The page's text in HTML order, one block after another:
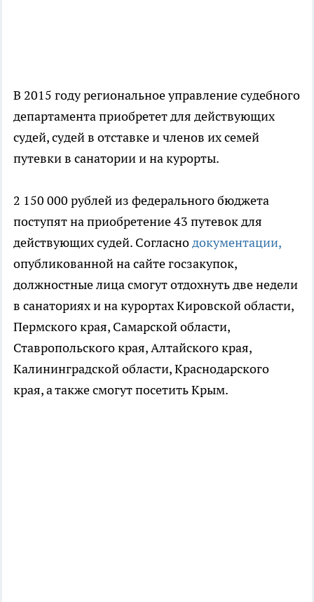
В 2015 году региональное управление судебного
департамента приобретет для действующих
судей, судей в отставке и членов их семей
путевки в санатории и на курорты.
2 150 000 рублей из федерального бюджета
поступят на приобретение 43 путевок для
действующих судей. Согласнодокументации,
опубликованной на сайте госзакупок,
должностные лица смогут отдохнуть две недели
в санаториях и на курортах Кировской области,
Пермского края, Самарской области,
Ставропольского края, Алтайского края,
Калининградской области, Краснодарского
края, а также смогут посетить Крым.